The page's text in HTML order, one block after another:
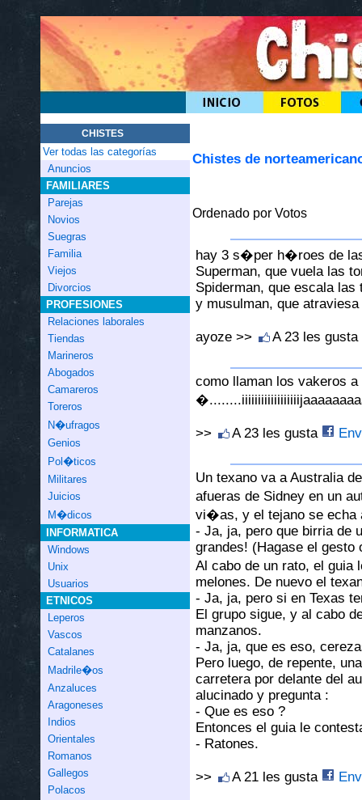
CHISTES
Ver todas las categorías
Anuncios
FAMILIARES
Parejas
Novios
Suegras
Familia
Viejos
Divorcios
PROFESIONES
Relaciones laborales
Tiendas
Marineros
Abogados
Camareros
Toreros
N�ufragos
Genios
Pol�ticos
Militares
Juicios
M�dicos
INFORMATICA
Windows
Unix
Usuarios
ETNICOS
Leperos
Vascos
Catalanes
Madrile�os
Anzaluces
Aragoneses
Indios
Orientales
Romanos
Gallegos
Polacos
Chistes de
Ordenado por Votos
hay 3 s�per h�roes de
Superman, que vuela las
Spiderman, que escala las
y musulman, que
ayoze >> A 23 les gusta
como llaman los vakeros
>> A 23 les gusta
Un texano va a Australia
afueras de Sidney en un
vi�as, y el tejano se echa
- Ja, ja, pero que birria de
grandes! (Hagase el gesto
Al cabo de un rato, el guia
melones. De nuevo el
- Ja, ja, pero si en Texas
El grupo sigue, y al cabo
manzanos.
- Ja, ja, que es eso,
Pero luego, de repente,
carretera por delante del
alucinado y pregunta :
- Que es eso ?
Entonces el guia le
- Ratones.
>> A 21 les gusta